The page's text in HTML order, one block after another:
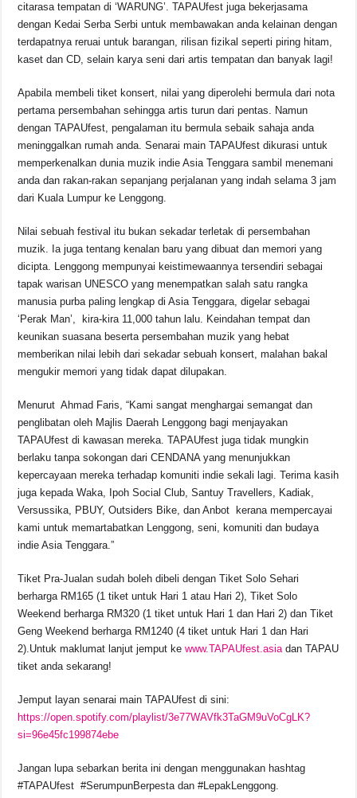
citarasa tempatan di ‘WARUNG’. TAPAUfest juga bekerjasama
dengan Kedai Serba Serbi untuk membawakan anda kelainan dengan
terdapatnya reruai untuk barangan, rilisan fizikal seperti piring hitam,
kaset dan CD, selain karya seni dari artis tempatan dan banyak lagi!
Apabila membeli tiket konsert, nilai yang diperolehi bermula dari nota
pertama persembahan sehingga artis turun dari pentas. Namun
dengan TAPAUfest, pengalaman itu bermula sebaik sahaja anda
meninggalkan rumah anda. Senarai main TAPAUfest dikurasi untuk
memperkenalkan dunia muzik indie Asia Tenggara sambil menemani
anda dan rakan-rakan sepanjang perjalanan yang indah selama 3 jam
dari Kuala Lumpur ke Lenggong.
Nilai sebuah festival itu bukan sekadar terletak di persembahan
muzik. Ia juga tentang kenalan baru yang dibuat dan memori yang
dicipta. Lenggong mempunyai keistimewaannya tersendiri sebagai
tapak warisan UNESCO yang menempatkan salah satu rangka
manusia purba paling lengkap di Asia Tenggara, digelar sebagai
‘Perak Man’, kira-kira 11,000 tahun lalu. Keindahan tempat dan
keunikan suasana beserta persembahan muzik yang hebat
memberikan nilai lebih dari sekadar sebuah konsert, malahan bakal
mengukir memori yang tidak dapat dilupakan.
Menurut Ahmad Faris, “Kami sangat menghargai semangat dan
penglibatan oleh Majlis Daerah Lenggong bagi menjayakan
TAPAUfest di kawasan mereka. TAPAUfest juga tidak mungkin
berlaku tanpa sokongan dari CENDANA yang menunjukkan
kepercayaan mereka terhadap komuniti indie sekali lagi. Terima kasih
juga kepada Waka, Ipoh Social Club, Santuy Travellers, Kadiak,
Versussika, PBUY, Outsiders Bike, dan Anbot kerana mempercayai
kami untuk memartabatkan Lenggong, seni, komuniti dan budaya
indie Asia Tenggara.”
Tiket Pra-Jualan sudah boleh dibeli dengan Tiket Solo Sehari
berharga RM165 (1 tiket untuk Hari 1 atau Hari 2), Tiket Solo
Weekend berharga RM320 (1 tiket untuk Hari 1 dan Hari 2) dan Tiket
Geng Weekend berharga RM1240 (4 tiket untuk Hari 1 dan Hari
2).Untuk maklumat lanjut jemput kewww.TAPAUfest.asia dan TAPAU
tiket anda sekarang!
Jemput layan senarai main TAPAUfest di sini:
https://open.spotify.com/playlist/3e77WAVfk3TaGM9uVoCgLK?
si=96e45fc199874ebe
Jangan lupa sebarkan berita ini dengan menggunakan hashtag
#TAPAUfest #SerumpunBerpesta dan #LepakLenggong.